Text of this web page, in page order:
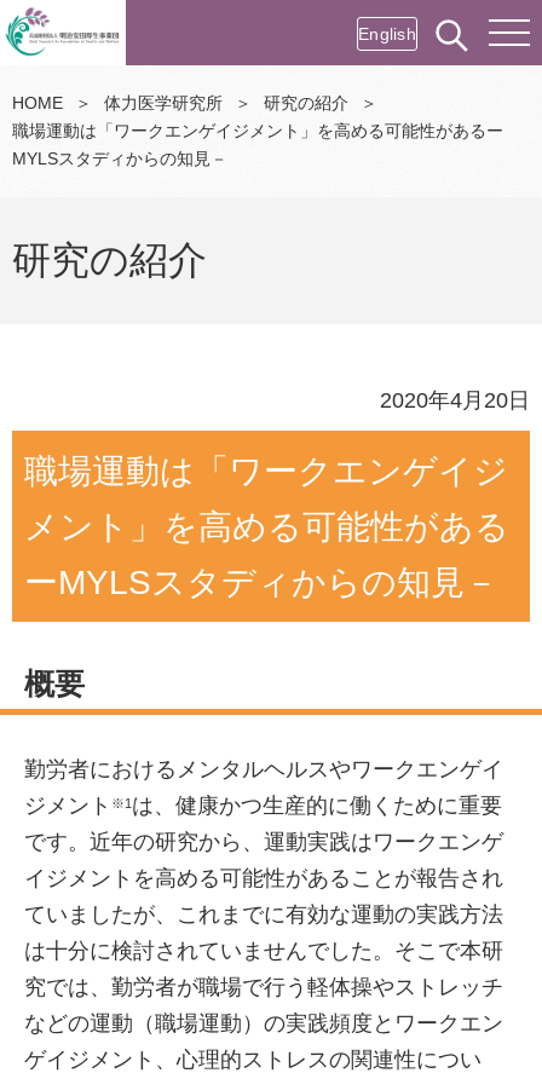
English
HOME ＞ 体力医学研究所 ＞ 研究の紹介
＞
職場運動は「ワークエンゲイジメント」を高める可能性があるー
MYLSスタディからの知見－
研究の紹介
2020年4月20日
職場運動は「ワークエンゲイジ
メント」を高める可能性がある
ーMYLSスタディからの知見－
概要
勤労者におけるメンタルヘルスやワークエンゲイ
ジメント ※1 は、健康かつ生産的に働くために重要
です。近年の研究から、運動実践はワークエンゲ
イジメントを高める可能性があることが報告され
ていましたが、これまでに有効な運動の実践方法
は十分に検討されていませんでした。そこで本研
究では、勤労者が職場で行う軽体操やストレッチ
などの運動（職場運動）の実践頻度とワークエン
ゲイジメント、心理的ストレスの関連性につい